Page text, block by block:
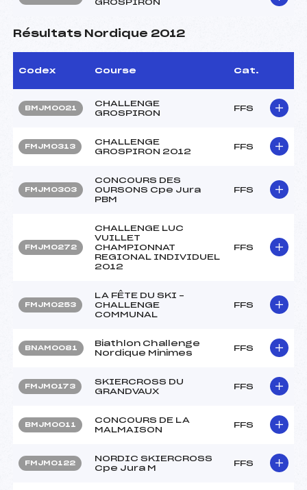
GROSPIRON
Résultats Nordique 2012
Codex Course Cat.
BMJM0021
CHALLENGE
GROSPIRON
FFS
FMJM0313
CHALLENGE
GROSPIRON 2012
FFS
FMJM0303
CONCOURS DES
OURSONS Cpe Jura
PBM
FFS
FMJM0272
CHALLENGE LUC
VUILLET
CHAMPIONNAT
REGIONAL INDIVIDUEL
2012
FFS
FMJM0253
LA FÊTE DU SKI –
CHALLENGE
COMMUNAL
FFS
BNAM0081
Biathlon Challenge
Nordique Minimes
FFS
FMJM0173
SKIERCROSS DU
GRANDVAUX
FFS
BMJM0011
CONCOURS DE LA
MALMAISON
FFS
FMJM0122
NORDIC SKIERCROSS
Cpe Jura M
FFS